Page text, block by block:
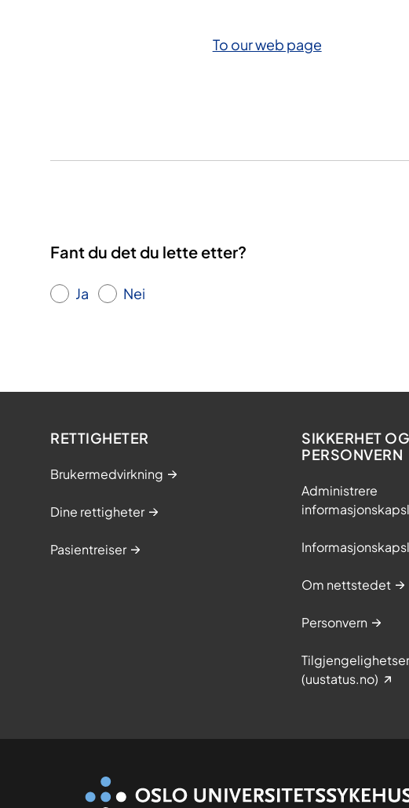
To our web page
Fant du det du lette etter?
Ja Nei
RETTIGHETER
Brukermedvirkning
Dine rettigheter
Pasientreiser
SIKKERHET OG
PERSONVERN
Administrere
Om nettstedet
Personvern
(uustatus.no)